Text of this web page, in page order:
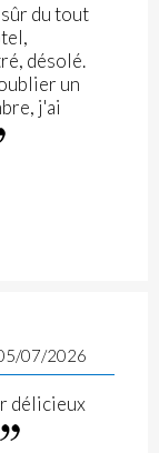
du tout
désolé.
un
j'ai
07/2026
délicieux